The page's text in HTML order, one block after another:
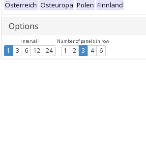
Österreich Osteuropa Polen Finnland
Options
Intervall
1 3 6 12 24
Number of panels in row
1 2 3 4 6